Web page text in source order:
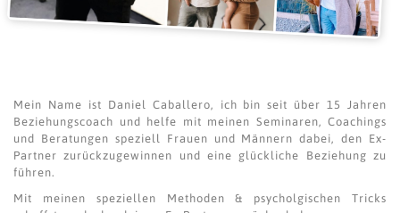
Mein Name ist Daniel Caballero, ich bin seit über 15 Jahren
Beziehungscoach und helfe mit meinen Seminaren, Coachings
und Beratungen speziell Frauen und Männern dabei, den Ex-
Partner zurückzugewinnen und eine glückliche Beziehung zu
führen.
Mit meinen speziellen Methoden & psycholgischen Tricks